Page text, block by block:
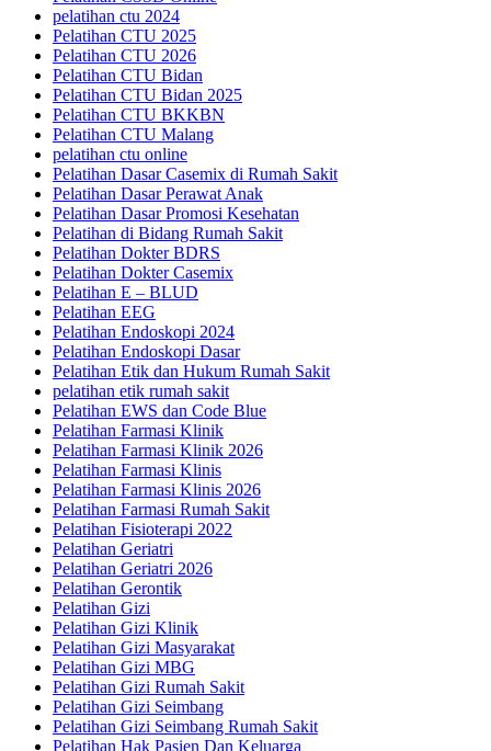
pelatihan ctu 2024
Pelatihan CTU 2025
Pelatihan CTU 2026
Pelatihan CTU Bidan
Pelatihan CTU Bidan 2025
Pelatihan CTU BKKBN
Pelatihan CTU Malang
pelatihan ctu online
Pelatihan Dasar Casemix di Rumah Sakit
Pelatihan Dasar Perawat Anak
Pelatihan Dasar Promosi Kesehatan
Pelatihan di Bidang Rumah Sakit
Pelatihan Dokter BDRS
Pelatihan Dokter Casemix
Pelatihan E – BLUD
Pelatihan EEG
Pelatihan Endoskopi 2024
Pelatihan Endoskopi Dasar
Pelatihan Etik dan Hukum Rumah Sakit
pelatihan etik rumah sakit
Pelatihan EWS dan Code Blue
Pelatihan Farmasi Klinik
Pelatihan Farmasi Klinik 2026
Pelatihan Farmasi Klinis
Pelatihan Farmasi Klinis 2026
Pelatihan Farmasi Rumah Sakit
Pelatihan Fisioterapi 2022
Pelatihan Geriatri
Pelatihan Geriatri 2026
Pelatihan Gerontik
Pelatihan Gizi
Pelatihan Gizi Klinik
Pelatihan Gizi Masyarakat
Pelatihan Gizi MBG
Pelatihan Gizi Rumah Sakit
Pelatihan Gizi Seimbang
Pelatihan Gizi Seimbang Rumah Sakit
Pelatihan Hak Pasien Dan Keluarga